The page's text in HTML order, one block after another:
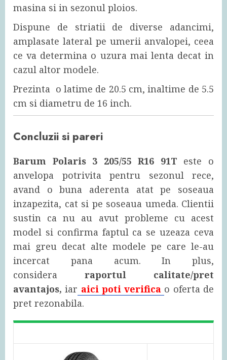
masina si in sezonul ploios.
Dispune de striatii de diverse adancimi,
amplasate lateral pe umerii anvalopei, ceea
ce va determina o uzura mai lenta decat in
cazul altor modele.
Prezinta o latime de 20.5 cm, inaltime de 5.5
cm si diametru de 16 inch.
Concluzii si pareri
Barum Polaris 3 205/55 R16 91T este o
anvelopa potrivita pentru sezonul rece,
avand o buna aderenta atat pe soseaua
inzapezita, cat si pe soseaua umeda. Clientii
sustin ca nu au avut probleme cu acest
model si confirma faptul ca se uzeaza ceva
mai greu decat alte modele pe care le-au
incercat pana acum. In plus,
considera raportul calitate/pret
avantajos,iar aici poti verifica o oferta de
pret rezonabila.